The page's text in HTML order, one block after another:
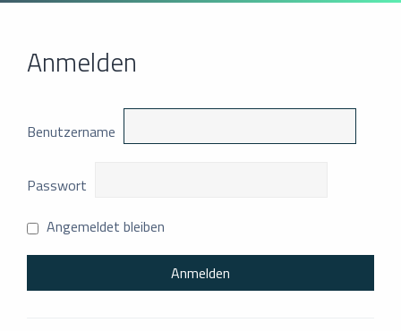
Anmelden
Benutzername
Passwort
Angemeldet bleiben